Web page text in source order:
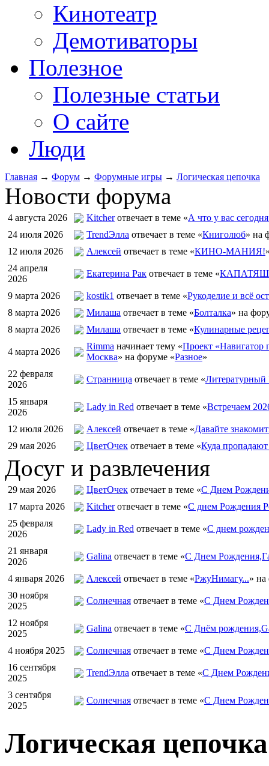
Кинотеатр
Демотиваторы
Полезное
Полезные статьи
О сайте
Люди
Главная → Форум → Форумные игры → Логическая цепочка
Новости форума
4 августа 2026 Kitcherотвечает в теме «А что у вас
24 июля 2026
TrendЭлла отвечает в теме «Книголюб» на
12 июля 2026
Алексей отвечает в теме «КИНО-МАНИЯ!
24 апреля
2026
Екатерина Рак отвечает в теме «
9 марта 2026 kostik1 отвечает в теме «Рукоделие и всё
8 марта 2026
Милаша отвечает в теме «Болталка» на
8 марта 2026
Милаша отвечает в теме «Кулинарные
4 марта 2026
Rimma начинает тему «Проект «Навигатор
Москва» на форуме «Разное»
22 февраля
2026
Странница отвечает в теме «Литературный
15 января
2026
Lady in Red отвечает в теме «Встречаем
12 июля 2026 Алексей отвечает в теме «Давайте
29 мая 2026
ЦветOчек отвечает в теме «Куда
Досуг и развлечения
29 мая 2026 ЦветOчек отвечает в теме «С Днем
17 марта 2026
Kitcherотвечает в теме «С днем Рождения
25 февраля
2026
Lady in Red отвечает в теме «С днем
21 января
2026
Galina отвечает в теме «С Днем
4 января 2026 Алексей отвечает в теме «РжуНимагу...» на
30 ноября
2025
Солнечная отвечает в теме «С Днем
12 ноября
2025
Galina отвечает в теме «С Днём
4 ноября 2025 Солнечная отвечает в теме «С Днем
16 сентября
2025
TrendЭлла отвечает в теме «С Днем
3 сентября
2025
Солнечная отвечает в теме «С Днем
Логическая цепочка